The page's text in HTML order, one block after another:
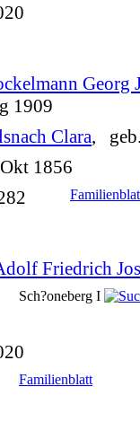
Georg
1909
Clara,
1856
Friedrich
Sch?oneberg I
Familienblatt